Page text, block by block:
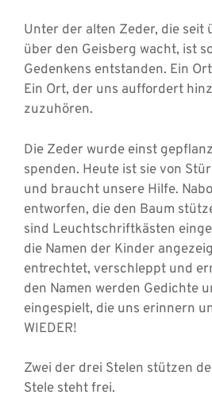
Unter der alten Zeder, die seit
über den Geisberg wacht, ist
Gedenkens entstanden. Ein
Ein Ort, der uns auffordert
zuzuhören.
Die Zeder wurde einst
spenden. Heute ist sie von
und braucht unsere Hilfe.
entworfen, die den Baum
sind Leuchtschriftkästen
die Namen der Kinder
entrechtet, verschleppt und
den Namen werden Gedichte
eingespielt, die uns erinnern
WIEDER!
Zwei der drei Stelen stützen
Stele steht frei.